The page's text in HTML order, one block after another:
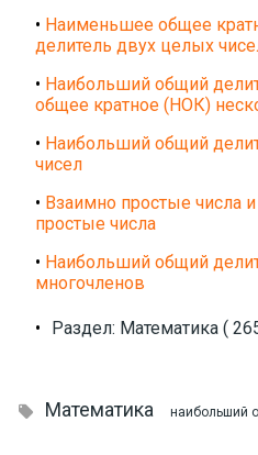
• Наименьшее общее
делитель двух целых
• Наибольший общий
общее кратное (НОК)
• Наибольший общий
чисел
• Взаимно простые числа
простые числа
• Наибольший общий
многочленов
• Раздел: Математика (
 Математика наибольший